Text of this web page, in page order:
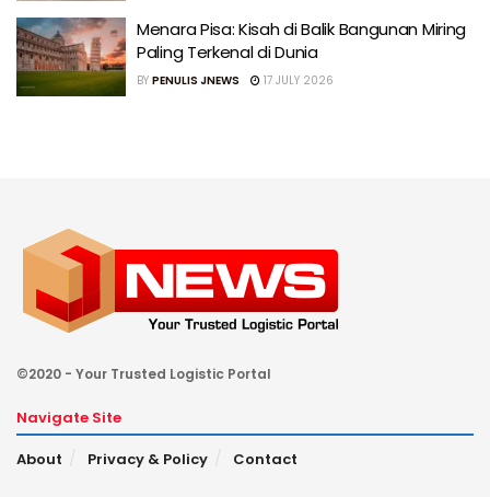
Menara Pisa: Kisah di Balik Bangunan Miring
Paling Terkenal di Dunia
BY PENULIS JNEWS 17 JULY 2026
©2020 - Your Trusted Logistic Portal
Navigate Site
About
Privacy & Policy Contact